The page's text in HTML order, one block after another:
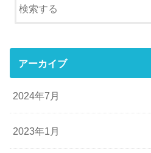
アーカイブ
2024年7月
2023年1月